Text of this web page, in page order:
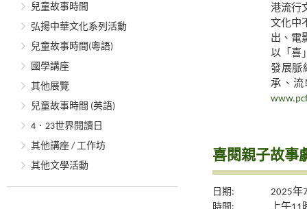
兒童故事時間
弘揚中華文化系列活動
兒童故事時間(粵語)
國學講座
其他展覽
兒童故事時間 (英語)
4．23世界閱讀日
其他講座 / 工作坊
其他文學活動
港流行
文化中
出、電
以「喜
發展脈
承、流
喜閱親子故事
日期:
2025年